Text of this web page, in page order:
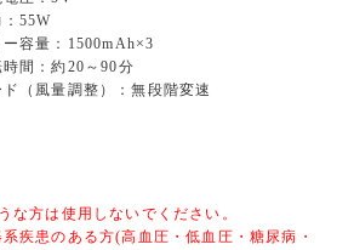
55W
容量：1500mAh×3
間：約20～90分
（風量調整）：無段階変速
な方は使用しないでください。
系疾患のある方(高血圧・低血圧・糖尿病・